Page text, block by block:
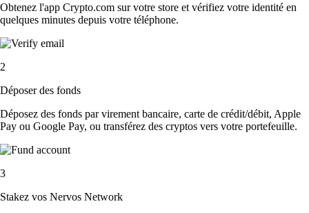
Obtenez l'app Crypto.com sur votre store et vérifiez votre identité en
quelques minutes depuis votre téléphone.
2
Déposer des fonds
Déposez des fonds par virement bancaire, carte de crédit/débit, Apple
Pay ou Google Pay, ou transférez des cryptos vers votre portefeuille.
3
Stakez vos Nervos Network